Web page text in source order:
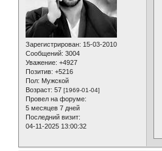
Зарегистрирован: 15-03-2010
Сообщений: 3004
Уважение: +4927
Позитив: +5216
Пол: Мужской
Возраст: 57 [1969-01-04]
Провел на форуме:
5 месяцев 7 дней
Последний визит:
04-11-2025 13:00:32